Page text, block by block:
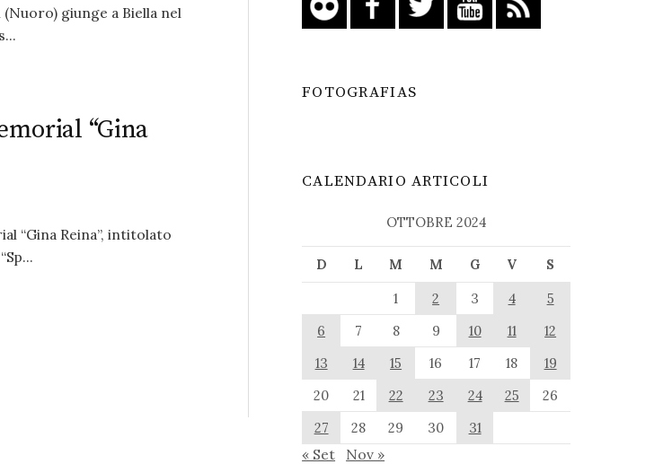
giunge a Biella nel
“Gina
“Gina Reina”, intitolato
FOTOGRAFIAS
CALENDARIO ARTICOLI
OTTOBRE 2024
D L M M G V
S
1
2 3 4
5
6
7 8 9 10 11
12
13
14 15 16 17 18
19
20
21 22 23 24 25
26
27
28 29 30 31
« Set Nov »